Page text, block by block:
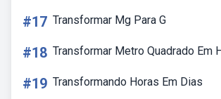
#17 Transformar Mg Para G
#18 Transformar Metro Quadrado Em
#19 Transformando Horas Em Dias